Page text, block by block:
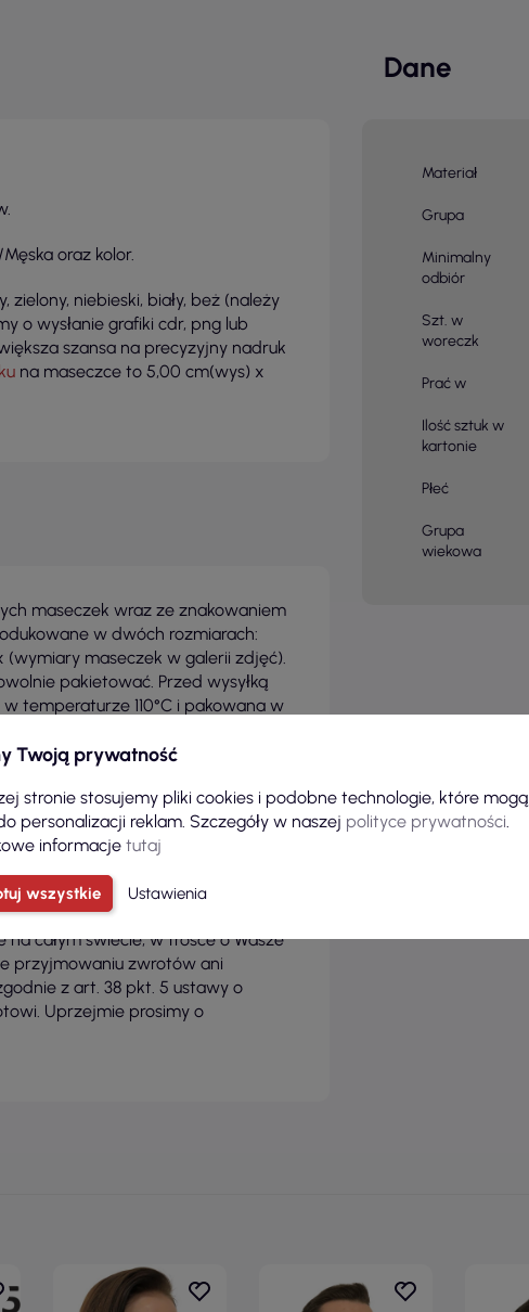
oraz kolor.
niebieski, biały, beż (należy
o wysłanie grafiki cdr, png lub
szansa na precyzyjny nadruk
na maseczce to 5,00 cm(wys) x
maseczek wraz ze znakowaniem
w dwóch rozmiarach:
maseczek w galerii zdjęć).
pakietować. Przed wysyłką
temperaturze 110°C i pakowana w
100. 100% bawełna
gram/ m2 x 2. Elastyczne gumki o
zapewniają wysoką
wywołuje alergii. Nadaje się do
w temperaturze do 60 °C.
całym świecie, w trosce o Wasze
przyjmowaniu zwrotów ani
z art. 38 pkt. 5 ustawy o
Uprzejmie prosimy o
Dane
Materiał
Grupa
Minimalny
odbiór
Szt. w
woreczk
Prać w
Ilość sztuk w
kartonie
Płeć
Grupa
wiekowa
Twoją prywatność
stronie stosujemy pliki cookies i podobne technologie, które mogą
personalizacji reklam. Szczegóły w naszej polityce prywatności
informacje tutaj
wszystkie Ustawienia